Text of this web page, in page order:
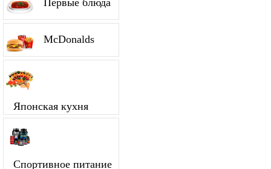
Первые блюда
McDonalds
Японская кухня
Спортивное питание